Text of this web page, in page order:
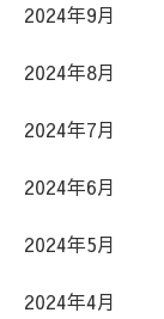
2024年9月
2024年8月
2024年7月
2024年6月
2024年5月
2024年4月